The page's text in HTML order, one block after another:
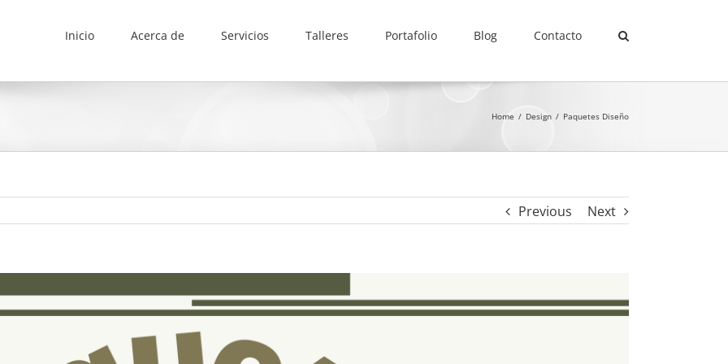
Inicio Acerca de Servicios Talleres Portafolio Blog Contacto
Home / Design / Paquetes Diseño
Previous Next